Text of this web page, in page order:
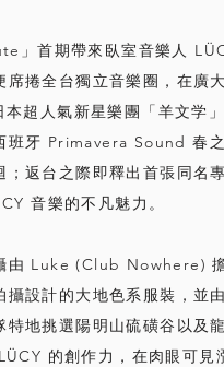
」首期帶來臥室音樂人
席捲全台獨立音樂圈，在廣
本超人氣新星樂團「羊文学
班牙 Primavera Sound 春
；返台之際即釋出首張同名
音樂的不凡魅力。
由 Luke (Club Nowhere)
攝設計的大地色系服裝，並
特地挑選陽明山硫磺谷以及
的創作力，在肉眼可見